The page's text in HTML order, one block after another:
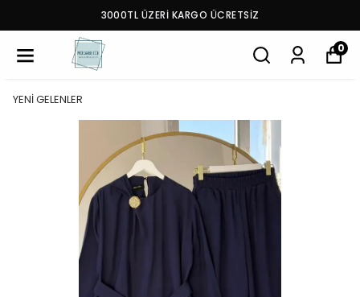
3000TL ÜZERİ KARGO ÜCRETSİZ
0
YENİ GELENLER